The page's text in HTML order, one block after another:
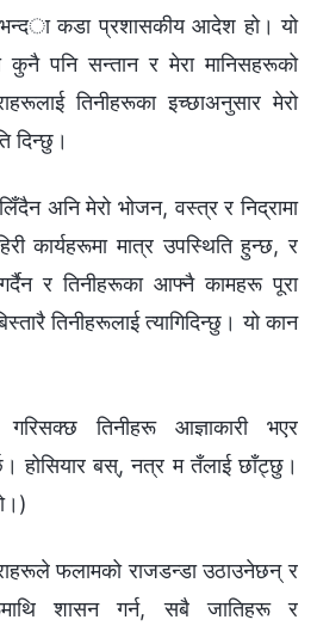
कडा प्रशासकीय आदेश हो। यो
पनि सन्तान र मेरा मानिसहरूको
तिनीहरूका इच्छाअनुसार मेरो
दिन्छु।
अनि मेरो भोजन, वस्त्र र निद्रामा
कार्यहरूमा मात्र उपस्थिति हुन्छ, र
र तिनीहरूका आफ्नै कामहरू पूरा
तिनीहरूलाई त्यागिदिन्छु। यो कान
तिनीहरू आज्ञाकारी भएर
होसियार बस्, नत्र म तँलाई छाँट्छु।
फलामको राजडन्डा उठाउनेछन् र
शासन गर्न, सबै जातिहरू र